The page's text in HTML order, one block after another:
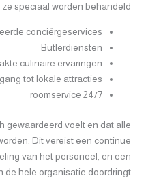
speciaal worden behandeld.
conciërgeservices
Butlerdiensten
culinaire ervaringen
tot lokale attracties
24/7 roomservice
gewaardeerd voelt en dat alle
Dit vereist een continue
van het personeel, en een
de hele organisatie doordringt.